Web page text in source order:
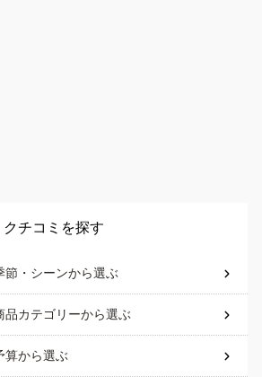
クチコミを探す
節・シーンから選ぶ
品カテゴリーから選ぶ
算から選ぶ